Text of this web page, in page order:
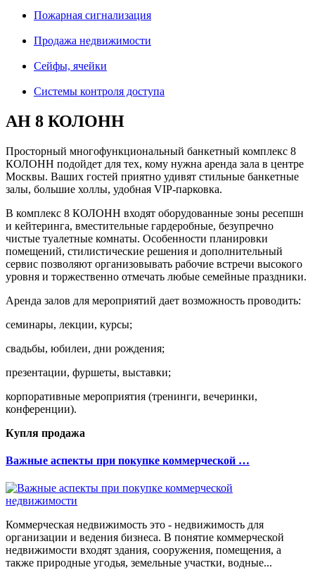
Пожарная сигнализация
Продажа недвижимости
Сейфы, ячейки
Системы контроля доступа
АН 8 КОЛОНН
Просторный многофункциональный банкетный комплекс 8
КОЛОНН подойдет для тех, кому нужна аренда зала в центре
Москвы. Ваших гостей приятно удивят стильные банкетные
залы, большие холлы, удобная VIP-парковка.
В комплекс 8 КОЛОНН входят оборудованные зоны ресепшн
и кейтеринга, вместительные гардеробные, безупречно
чистые туалетные комнаты. Особенности планировки
помещений, стилистические решения и дополнительный
сервис позволяют организовывать рабочие встречи высокого
уровня и торжественно отмечать любые семейные праздники.
Аренда залов для мероприятий дает возможность проводить:
cеминары, лекции, курсы;
свадьбы, юбилеи, дни рождения;
презентации, фуршеты, выставки;
корпоративные мероприятия (тренинги, вечеринки,
конференции).
Купля продажа
Важные аспекты при покупке коммерческой …
Коммерческая недвижимость это - недвижимость для
организации и ведения бизнеса. В понятие коммерческой
недвижимости входят здания, сооружения, помещения, а
также природные угодья, земельные участки, водные...